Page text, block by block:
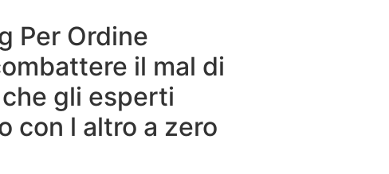
Per Ordine
il mal di
gli esperti
con l altro a zero